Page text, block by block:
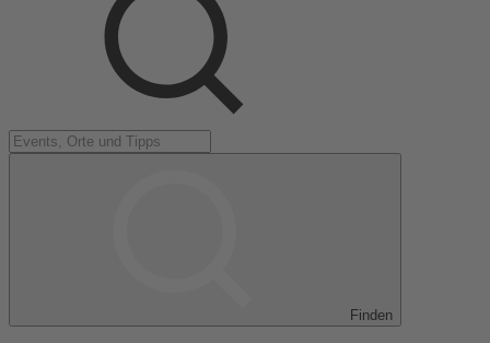
Finden